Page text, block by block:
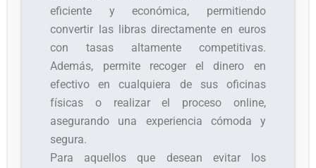
eficiente y económica, permitiendo
convertir las libras directamente en euros
con tasas altamente competitivas.
Además, permite recoger el dinero en
efectivo en cualquiera de sus oficinas
físicas o realizar el proceso online,
asegurando una experiencia cómoda y
segura.
Para aquellos que desean evitar los